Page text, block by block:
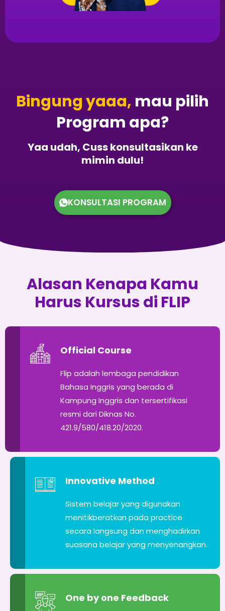
Bingung yaaa, mau pilih
Program apa?
Yaa udah, Cuss konsultasikan ke
mimin dulu!
KONSULTASI PROGRAM
Alasan Kenapa Kamu
Harus Kursus di FLIP
Official Course
Flip adalah lembaga pendidikan
Bahasa Inggris yang berada di
Kampung Inggris dan tersertifikasi
resmi dari Diknas No.
421.9/580/418.20/2020.
Innovative Method
Sistem belajar yang digunakan
menitikberatkan pada practice
secara langsung dan menghadirkan
suasana belajar yang menyenangkan.
One by one Feedback